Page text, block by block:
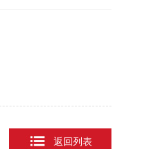
返回列表